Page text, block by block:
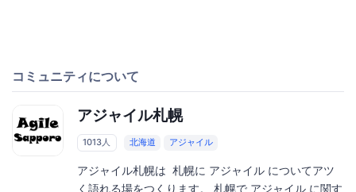
コミュニティについて
アジャイル札幌
1013人 北海道 アジャイル
アジャイル札幌は 札幌に アジャイル についてアツ
く語れる場をつくります。 札幌で アジャイル に関す